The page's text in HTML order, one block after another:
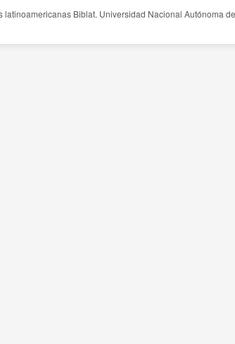
latinoamericanas Biblat. Universidad Nacional Autónoma